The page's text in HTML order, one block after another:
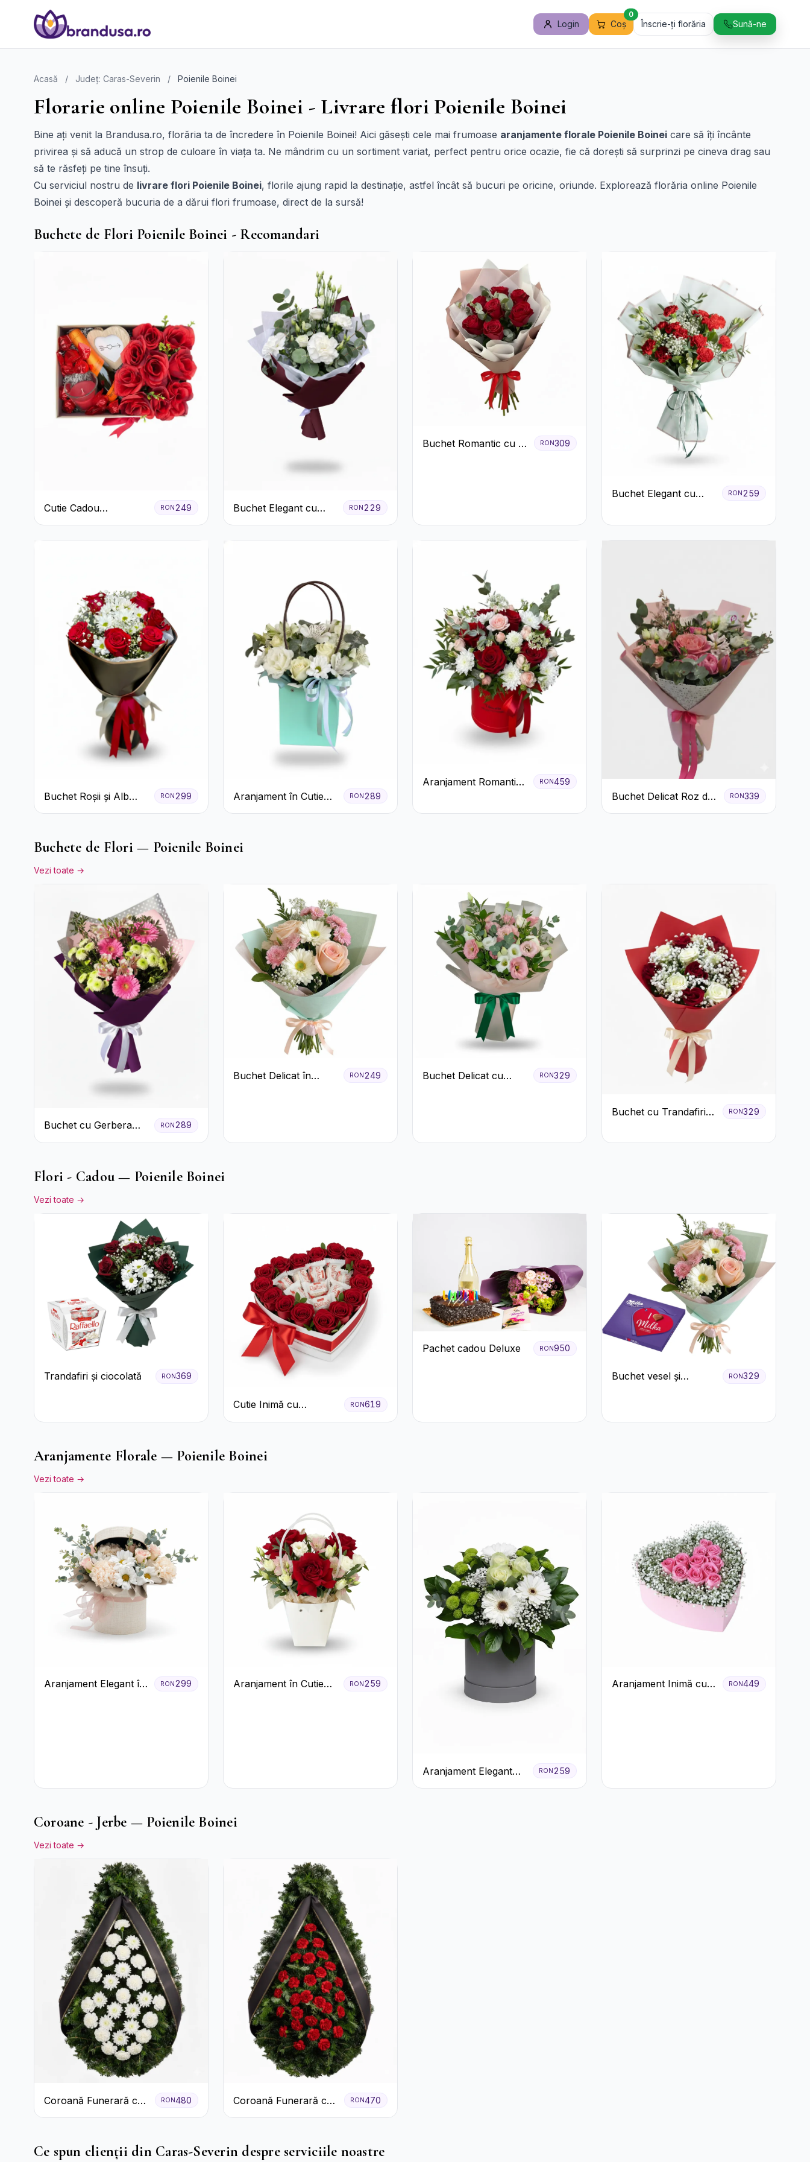
Login Coș
0
Înscrie-ți florăria Sună-ne
Acasă / Județ: Caras-Severin / Poienile Boinei
Florarie online Poienile Boinei - Livrare flori Poienile Boinei
Bine ați venit la Brandusa.ro, florăria ta de încredere în Poienile Boinei! Aici găsești cele mai frumoase aranjamente florale Poienile Boinei care să îți încânte
privirea și să aducă un strop de culoare în viața ta. Ne mândrim cu un sortiment variat, perfect pentru orice ocazie, fie că dorești să surprinzi pe cineva drag sau
să te răsfeți pe tine însuți.
Cu serviciul nostru de livrare flori Poienile Boinei, florile ajung rapid la destinație, astfel încât să bucuri pe oricine, oriunde. Explorează florăria online Poienile
Boinei și descoperă bucuria de a dărui flori frumoase, direct de la sursă!
Buchete de Flori Poienile Boinei - Recomandari
Cutie Cadou
Romantică cu
RON249
Buchet Elegant cu
Garoafe Albe și
RON229
Buchet Romantic cu 9
RON309
Buchet Elegant cu
Floarea Miresei
RON259
Buchet Roșii și Alb
Clasic
RON 299
Aranjament în Cutie
Verde Mentă cu
RON 289
Aranjament Romantic
Trandafiri și
RON459
Buchet Delicat Roz de
primăvară
RON339
Buchete de Flori — Poienile Boinei
Vezi toate →
Buchet cu Gerbera
Roz și Crizanteme
RON289
Buchet Delicat în
RON 249
Buchet Delicat cu
RON329
Buchet cu Trandafiri
Gypsophila
RON329
Flori - Cadou — Poienile Boinei
Vezi toate →
Trandafiri și ciocolată RON369
Cutie Inimă cu
Trandafiri Roșii și
RON619
Pachet cadou Deluxe RON950
Buchet vesel și
RON329
Aranjamente Florale — Poienile Boinei
Vezi toate →
Aranjament Elegant în
RON299
Aranjament în Cutie
RON259
Aranjament Elegant
Alb-Verde în Cutie Gri
RON259
Aranjament Inimă cu
RON449
Coroane - Jerbe — Poienile Boinei
Vezi toate →
Coroană Funerară cu
Garoafe Albe și
RON480
Coroană Funerară cu
Garoafe
RON470
Ce spun clienții din Caras-Severin despre serviciile noastre